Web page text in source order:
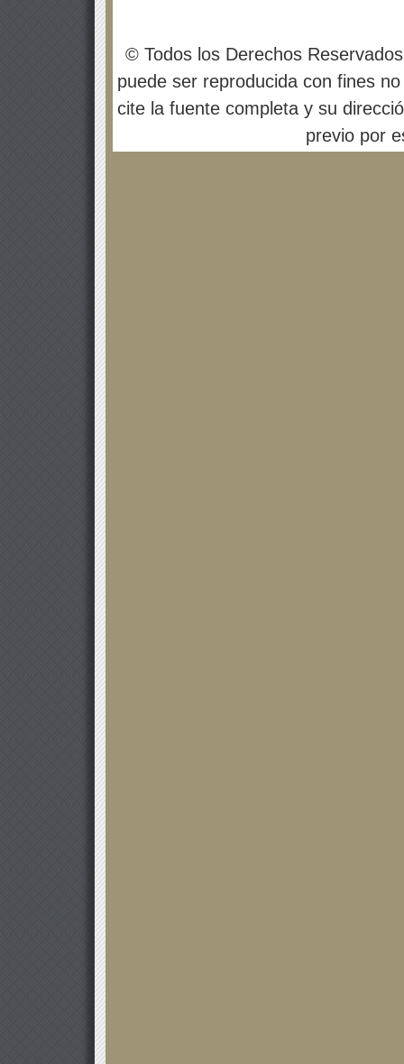
© Todos los Derechos
puede ser reproducida con fines
cite la fuente completa y su
previo por